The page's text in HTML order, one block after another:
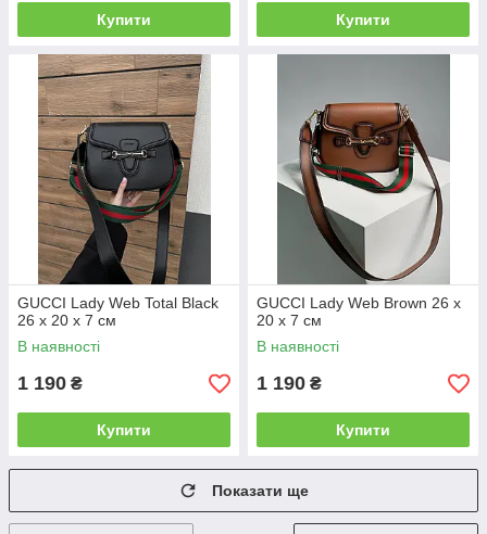
Купити Купити
GUCCI Lady Web Total Black
26 х 20 х 7 см
В наявності
1 190 ₴
Купити
GUCCI Lady Web Brown 26 х
20 х 7 см
В наявності
1 190 ₴
Купити
Показати ще